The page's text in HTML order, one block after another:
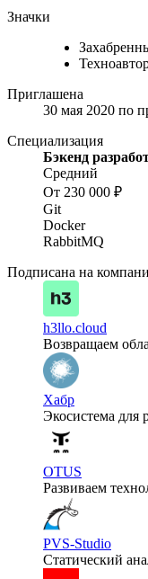
Значки
Приглашена
30 мая 2020 по
Специализация
Бэкенд
Средний
От 230 000 ₽
Git
Docker
RabbitMQ
Подписана на
h3llo.cloud
Возвращаем
Хабр
Экосистема для
OTUS
Развиваем
PVS-Studio
Статический